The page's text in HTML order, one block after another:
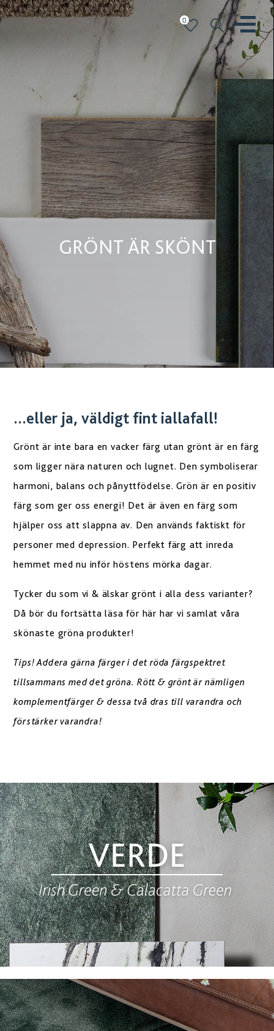
0
GRÖNT ÄR SKÖNT
...eller ja, väldigt fint iallafall!
Grönt är inte bara en vacker färg utan grönt är en färg
som ligger nära naturen och lugnet. Den symboliserar
harmoni, balans och pånyttfödelse. Grön är en positiv
färg som ger oss energi! Det är även en färg som
hjälper oss att slappna av. Den används faktiskt för
personer med depression. Perfekt färg att inreda
hemmet med nu inför höstens mörka dagar.
Tycker du som vi & älskar grönt i alla dess varianter?
Då bör du fortsätta läsa för här har vi samlat våra
skönaste gröna produkter!
Tips! Addera gärna färger i det röda färgspektret
tillsammans med det gröna. Rött & grönt är nämligen
komplementfärger & dessa två dras till varandra och
förstärker varandra!